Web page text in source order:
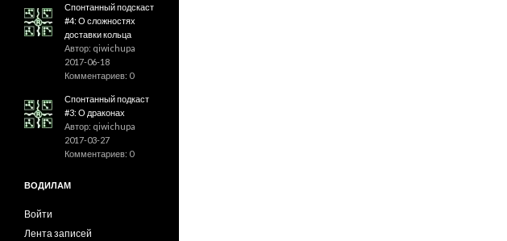
Спонтанный подскаст
#4: О сложностях
доставки кольца
Автор: qiwichupa
2017-06-18
Комментариев: 0
Спонтанный подкаст
#3: О драконах
Автор: qiwichupa
2017-03-27
Комментариев: 0
ВОДИЛАМ
Войти
Лента записей